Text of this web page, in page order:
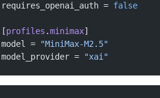
requires_openai_auth = false
[profiles .minimax]
model = "MiniMax-M2.5"
model_provider = "xai"